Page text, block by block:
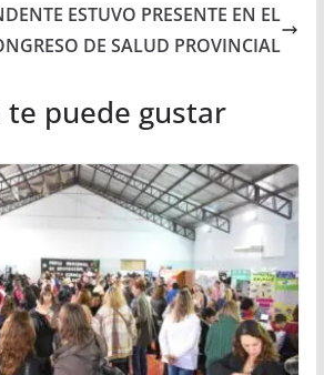
ESTUVO PRESENTE EN EL
DE SALUD PROVINCIAL
te puede gustar